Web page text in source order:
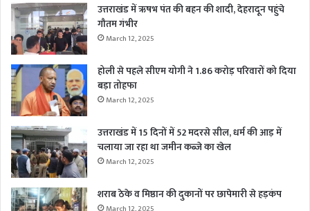
उत्तराखंड में ऋषभ पंत की बहन की शादी, देहरादून पहुंचे
गौतम गंभीर
March 12, 2025
होली से पहले सीएम योगी ने 1.86 करोड़ परिवारों को दिया
बड़ा तोहफा
March 12, 2025
उत्तराखंड में 15 दिनों में 52 मदरसे सील, धर्म की आड़ में
चलाया जा रहा था जमीन कब्जे का खेल
March 12, 2025
शराब ठेके व मिष्ठान की दुकानों पर छापेमारी से हड़कंप